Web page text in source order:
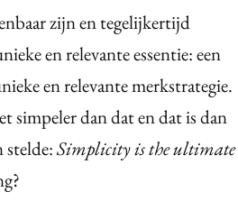
zijn en tegelijkertijd
en relevante essentie: een
en relevante merkstrategie.
simpeler dan dat en dat is dan
stelde:Simplicity is the ultimate